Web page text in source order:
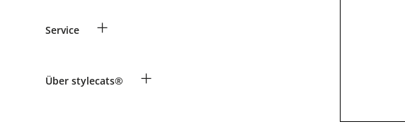
Informationen zur Lieferung
Produkte reklamieren und zurücksenden
Service +
Tierkrankenversicherung
Über stylecats® +